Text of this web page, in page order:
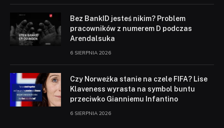
Bez BankID jesteś nikim? Problem
pracowników z numerem D podczas
Arendalsuka
6 SIERPNIA 2026
Czy Norweżka stanie na czele FIFA? Lise
Klaveness wyrasta na symbol buntu
przeciwko Gianniemu Infantino
6 SIERPNIA 2026